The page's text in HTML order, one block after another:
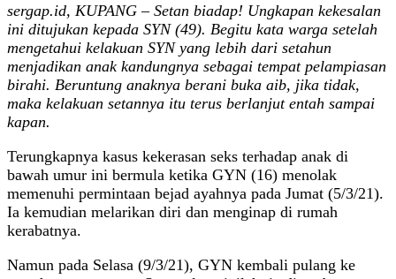
sergap.id, KUPANG – Setan biadap! Ungkapan kekesalan
ini ditujukan kepada SYN (49). Begitu kata warga setelah
mengetahui kelakuan SYN yang lebih dari setahun
menjadikan anak kandungnya sebagai tempat pelampiasan
birahi. Beruntung anaknya berani buka aib, jika tidak,
maka kelakuan setannya itu terus berlanjut entah sampai
kapan.
Terungkapnya kasus kekerasan seks terhadap anak di
bawah umur ini bermula ketika GYN (16) menolak
memenuhi permintaan bejad ayahnya pada Jumat (5/3/21).
Ia kemudian melarikan diri dan menginap di rumah
kerabatnya.
Namun pada Selasa (9/3/21), GYN kembali pulang ke